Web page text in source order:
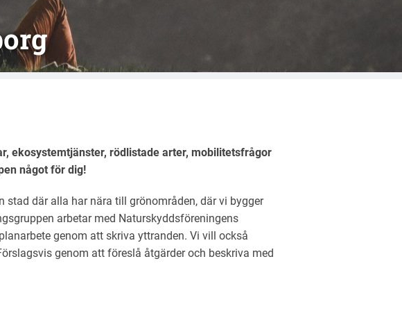
ekosystemtjänster, rödlistade arter, mobilitetsfrågor
något för dig!
där alla har nära till grönområden, där vi bygger
arbetar med Naturskyddsföreningens
genom att skriva yttranden. Vi vill också
genom att föreslå åtgärder och beskriva med